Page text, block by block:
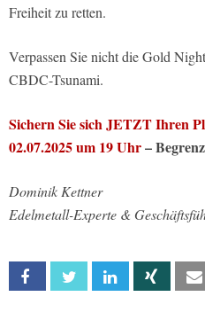
Freiheit zu retten.
Verpassen Sie nicht die Gold
CBDC-Tsunami.
Sichern Sie sich JETZT Ihren
02.07.2025 um 19 Uhr–
Dominik Kettner
Edelmetall-Experte &
Facebook Twitter Linkedin Xing